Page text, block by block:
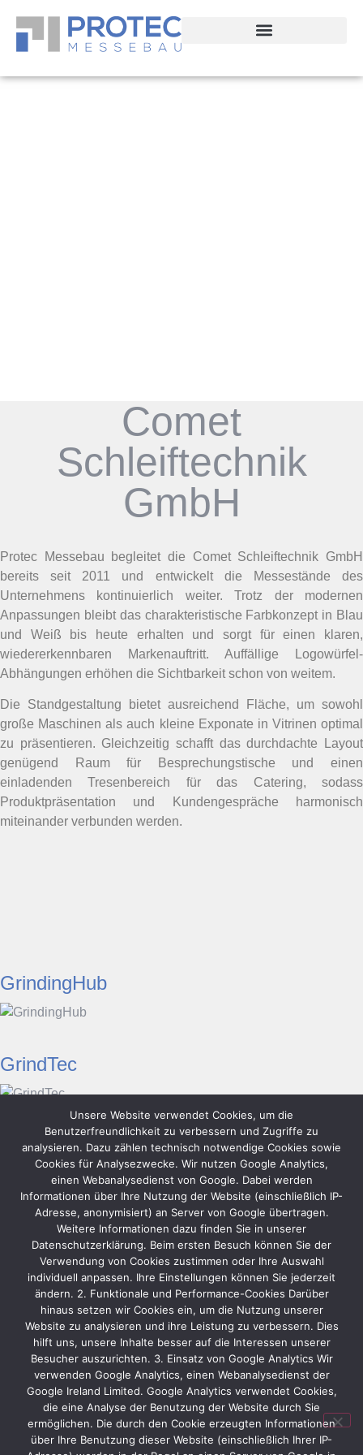
Comet
Schleiftechnik
GmbH
Protec Messebau begleitet die Comet Schleiftechnik GmbH
bereits seit 2011 und entwickelt die Messestände des
Unternehmens kontinuierlich weiter. Trotz der modernen
Anpassungen bleibt das charakteristische Farbkonzept in Blau
und Weiß bis heute erhalten und sorgt für einen klaren,
wiedererkennbaren Markenauftritt. Auffällige Logowürfel-
Abhängungen erhöhen die Sichtbarkeit schon von weitem.
Die Standgestaltung bietet ausreichend Fläche, um sowohl
große Maschinen als auch kleine Exponate in Vitrinen optimal
zu präsentieren. Gleichzeitig schafft das durchdachte Layout
genügend Raum für Besprechungstische und einen
einladenden Tresenbereich für das Catering, sodass
Produktpräsentation und Kundengespräche harmonisch
miteinander verbunden werden.
GrindingHub
GrindTec
Ansprechpartner
Daniela Richter-Aisch
Projektmanagement
Telefon:
+49 2426 95
88 91
Telefax:
+49 40 41 91
91 - 44
Unsere Website verwendet Cookies, um die
Benutzerfreundlichkeit zu verbessern und Zugriffe zu
analysieren. Dazu zählen technisch notwendige Cookies sowie
Cookies für Analysezwecke. Wir nutzen Google Analytics,
einen Webanalysedienst von Google. Dabei werden
Informationen über Ihre Nutzung der Website (einschließlich IP-
Adresse, anonymisiert) an Server von Google übertragen.
Weitere Informationen dazu finden Sie in unserer
Datenschutzerklärung. Beim ersten Besuch können Sie der
Verwendung von Cookies zustimmen oder Ihre Auswahl
individuell anpassen. Ihre Einstellungen können Sie jederzeit
ändern. 2. Funktionale und Performance-Cookies Darüber
hinaus setzen wir Cookies ein, um die Nutzung unserer
Website zu analysieren und ihre Leistung zu verbessern. Dies
hilft uns, unsere Inhalte besser auf die Interessen unserer
Besucher auszurichten. 3. Einsatz von Google Analytics Wir
verwenden Google Analytics, einen Webanalysedienst der
Google Ireland Limited. Google Analytics verwendet Cookies,
die eine Analyse der Benutzung der Website durch Sie
ermöglichen. Die durch den Cookie erzeugten Informationen
über Ihre Benutzung dieser Website (einschließlich Ihrer IP-